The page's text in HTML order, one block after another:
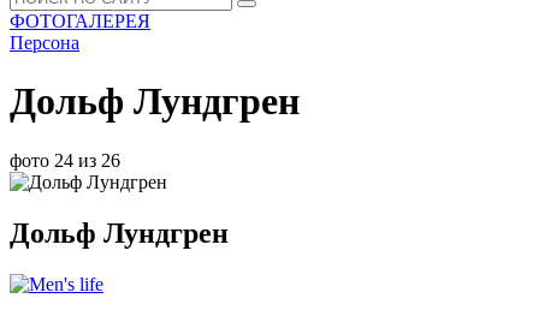
ФОТОГАЛЕРЕЯ
Персона
Дольф Лундгрен
фото 24 из 26
Дольф Лундгрен